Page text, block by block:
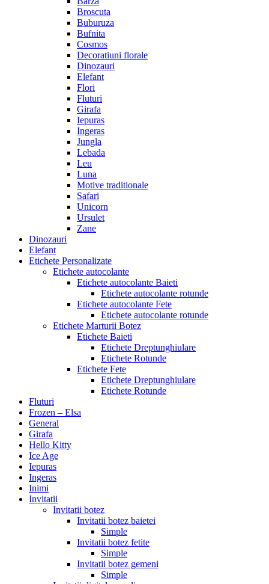
Broscuta
Buburuza
Bufnita
Cosmos
Decoratiuni florale
Dinozauri
Elefant
Flori
Fluturi
Girafa
Iepuras
Ingeras
Jungla
Lebada
Leu
Luna
Motive traditionale
Safari
Unicorn
Ursulet
Zane
Dinozauri
Elefant
Etichete Personalizate
Etichete autocolante
Etichete autocolante Baieti
Etichete autocolante rotunde
Etichete autocolante Fete
Etichete autocolante rotunde
Etichete Marturii Botez
Etichete Baieti
Etichete Dreptunghiulare
Etichete Rotunde
Etichete Fete
Etichete Dreptunghiulare
Etichete Rotunde
Fluturi
Frozen – Elsa
General
Girafa
Hello Kitty
Ice Age
Iepuras
Ingeras
Inimi
Invitatii
Invitatii botez
Invitatii botez baietei
Simple
Invitatii botez fetite
Simple
Invitatii botez gemeni
Simple